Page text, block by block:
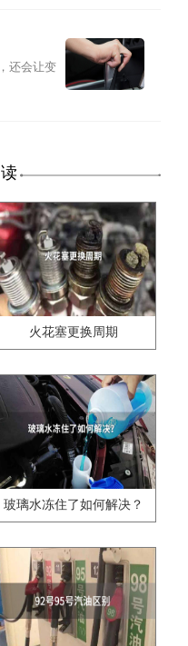
还会让变
火花塞更换周期
玻璃水冻住了如何解决？